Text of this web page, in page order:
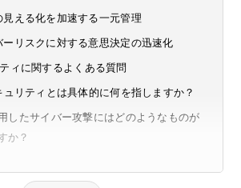
見える化を加速する一元管理
ーリスクに対する意思決定の迅速化
ィに関するよくある質問
ュリティとは具体的に何を指しますか？
したサイバー攻撃にはどのようなものが
か？